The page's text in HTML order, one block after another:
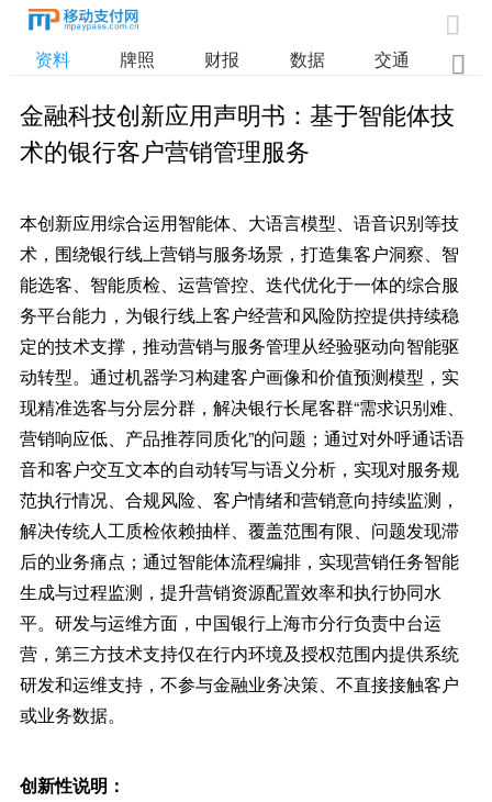

资料 牌照 财报 数据 交通 
金融科技创新应用声明书：基于智能体技
术的银行客户营销管理服务
本创新应用综合运用智能体、大语言模型、语音识别等技
术，围绕银行线上营销与服务场景，打造集客户洞察、智
能选客、智能质检、运营管控、迭代优化于一体的综合服
务平台能力，为银行线上客户经营和风险防控提供持续稳
定的技术支撑，推动营销与服务管理从经验驱动向智能驱
动转型。通过机器学习构建客户画像和价值预测模型，实
现精准选客与分层分群，解决银行长尾客群“需求识别难、
营销响应低、产品推荐同质化”的问题；通过对外呼通话语
音和客户交互文本的自动转写与语义分析，实现对服务规
范执行情况、合规风险、客户情绪和营销意向持续监测，
解决传统人工质检依赖抽样、覆盖范围有限、问题发现滞
后的业务痛点；通过智能体流程编排，实现营销任务智能
生成与过程监测，提升营销资源配置效率和执行协同水
平。研发与运维方面，中国银行上海市分行负责中台运
营，第三方技术支持仅在行内环境及授权范围内提供系统
研发和运维支持，不参与金融业务决策、不直接接触客户
或业务数据。
创新性说明：